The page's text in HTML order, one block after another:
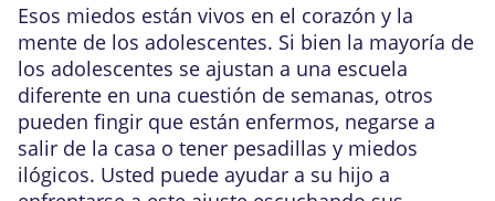
Esos miedos están vivos en el corazón y la
mente de los adolescentes. Si bien la mayoría de
los adolescentes se ajustan a una escuela
diferente en una cuestión de semanas, otros
pueden fingir que están enfermos, negarse a
salir de la casa o tener pesadillas y miedos
ilógicos. Usted puede ayudar a su hijo a